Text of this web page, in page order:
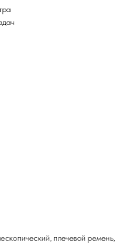
плечевой ремень,